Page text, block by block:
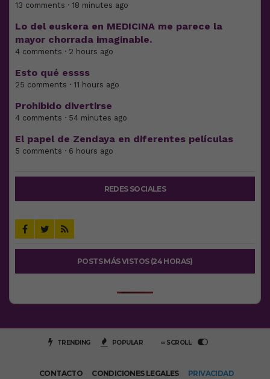
13 comments · 18 minutes ago
Lo del euskera en MEDICINA me parece la
mayor chorrada imaginable.
4 comments · 2 hours ago
Esto qué essss
25 comments · 11 hours ago
Prohibido divertirse
4 comments · 54 minutes ago
El papel de Zendaya en diferentes películas
5 comments · 6 hours ago
REDES SOCIALES
POSTS MÁS VISTOS (24 HORAS)
TRENDING POPULAR ∞ SCROLL
CONTACTO CONDICIONES LEGALES PRIVACIDAD